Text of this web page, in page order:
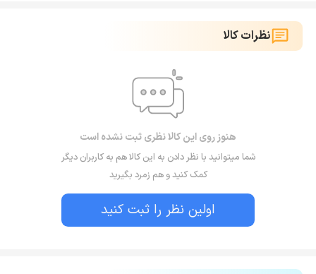
نظرات کالا
هنوز روی این کالا نظری ثبت نشده است
شما میتوانید با نظر دادن به این کالا هم به کاربران دیگر
کمک کنید و هم زمرد بگیرید
اولین نظر را ثبت کنید